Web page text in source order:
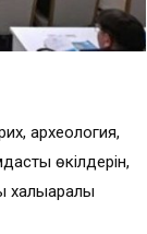
археология,
өкілдерін,